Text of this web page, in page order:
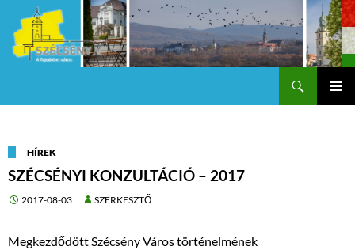
HÍREK
SZÉCSÉNYI KONZULTÁCIÓ – 2017
2017-08-03 SZERKESZTŐ
Megkezdődött Szécsény Város történelmének